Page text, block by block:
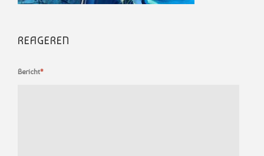
REAGEREN
Bericht*